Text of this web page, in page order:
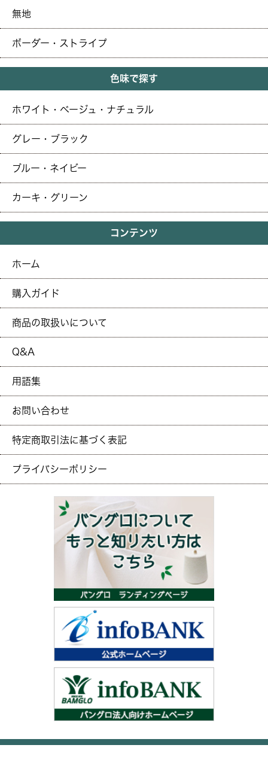
無地
ボーダー・ストライプ
色味で探す
ホワイト・ベージュ・ナチュラル
グレー・ブラック
ブルー・ネイビー
カーキ・グリーン
コンテンツ
ホーム
購入ガイド
商品の取扱いについて
Q&A
用語集
お問い合わせ
特定商取引法に基づく表記
プライバシーポリシー